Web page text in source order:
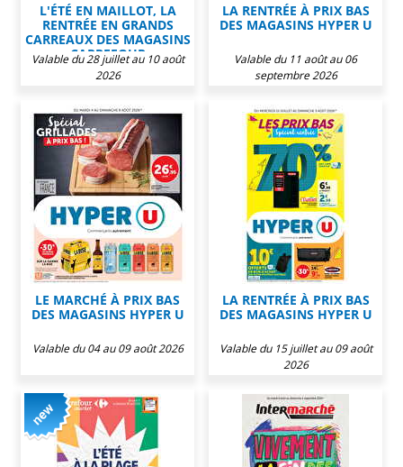
L'ÉTÉ EN MAILLOT, LA
RENTRÉE EN GRANDS
CARREAUX DES MAGASINS
CARREFOUR
Valable du 28 juillet au 10 août
2026
LA RENTRÉE À PRIX BAS
DES MAGASINS HYPER U
Valable du 11 août au 06
septembre 2026
LE MARCHÉ À PRIX BAS
DES MAGASINS HYPER U
Valable du 04 au 09 août 2026
LA RENTRÉE À PRIX BAS
DES MAGASINS HYPER U
Valable du 15 juillet au 09 août
2026